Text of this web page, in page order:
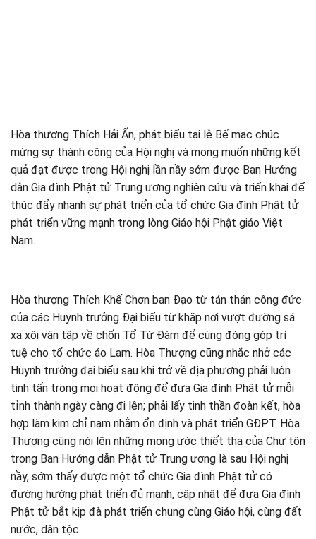
Hòa thượng Thích Hải Ấn, phát biểu tại lễ Bế mạc chúc
mừng sự thành công của Hội nghị và mong muốn những kết
quả đạt được trong Hội nghị lần nầy sớm được Ban Hướng
dẫn Gia đình Phật tử Trung ương nghiên cứu và triển khai để
thúc đẩy nhanh sự phát triển của tổ chức Gia đình Phật tử
phát triển vững mạnh trong lòng Giáo hội Phật giáo Việt
Nam.
Hòa thượng Thích Khế Chơn ban Đạo từ tán thán công đức
của các Huynh trưởng Đại biểu từ khắp nơi vượt đường sá
xa xôi vân tập về chốn Tổ Từ Đàm để cùng đóng góp trí
tuệ cho tổ chức áo Lam. Hòa Thượng cũng nhắc nhở các
Huynh trưởng đại biểu sau khi trở về địa phương phải luôn
tinh tấn trong mọi hoạt động để đưa Gia đình Phật tử mỗi
tỉnh thành ngày càng đi lên; phải lấy tinh thần đoàn kết, hòa
hợp làm kim chỉ nam nhằm ổn định và phát triển GĐPT. Hòa
Thượng cũng nói lên những mong ước thiết tha của Chư tôn
trong Ban Hướng dẫn Phật tử Trung ương là sau Hội nghị
nầy, sớm thấy được một tổ chức Gia đình Phật tử có
đường hướng phát triển đủ mạnh, cập nhật để đưa Gia đình
Phật tử bắt kịp đà phát triển chung cùng Giáo hội, cùng đất
nước, dân tộc.